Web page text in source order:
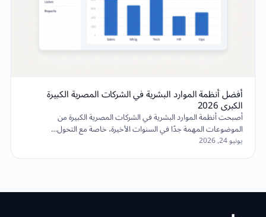
أفضل أنظمة الموارد البشرية في الشركات المصرية الكبيرة
الكبرى 2026
أصبحت أنظمة الموارد البشرية في الشركات المصرية الكبيرة من
الموضوعات المهمة جدًا في السنوات الأخيرة، خاصة مع التحول…
يونيو 24, 2026